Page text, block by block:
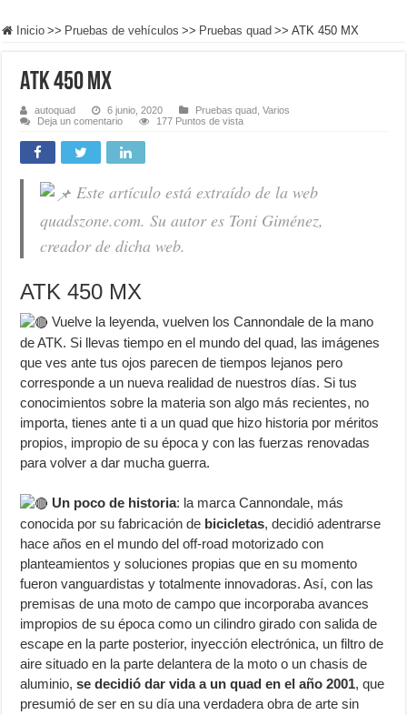
Inicio >> Pruebas de vehículos >> Pruebas quad >> ATK 450 MX
ATK 450 MX
autoquad 6 junio, 2020 Pruebas quad ,Varios
Deja un comentario
177 Puntos de vista
Este artículo está extraído de la web
quadszone.com. Su autor es Toni Giménez,
creador de dicha web.
ATK 450 MX
Vuelve la leyenda, vuelven los Cannondale de la mano
de ATK. Si llevas tiempo en el mundo del quad, las imágenes
que ves ante tus ojos parecen de tiempos lejanos pero
corresponde a un nueva realidad de nuestros días. Si tus
conocimientos sobre la materia son algo más recientes, no
importa, tienes ante ti a un quad que hizo historia por méritos
propios, impropio de su época y con las fuerzas renovadas
para volver a dar mucha guerra.
Un poco de historia: la marca Cannondale, más
conocida por su fabricación de bicicletas, decidió adentrarse
hace años en el mundo del off-road motorizado con
planteamientos y soluciones propias que en su momento
fueron vanguardistas y totalmente innovadoras. Así, con las
premisas de una moto de campo que incorporaba avances
impropios de su época como un cilindro girado con salida de
escape en la parte posterior, inyección electrónica, un filtro de
aire situado en la parte delantera de la moto o un chasis de
aluminio,se decidió dar vida a un quad en el año 2001, que
presumió de ser en su día una verdadera obra de arte sin